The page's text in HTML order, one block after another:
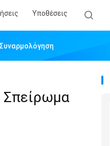
Υποθέσεις
Σπείρωμα